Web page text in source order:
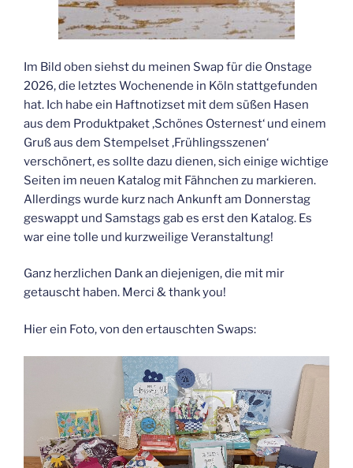
Im Bild oben siehst du meinen Swap für die Onstage
2026, die letztes Wochenende in Köln stattgefunden
hat. Ich habe ein Haftnotizset mit dem süßen Hasen
aus dem Produktpaket ‚Schönes Osternest‘ und einem
Gruß aus dem Stempelset ‚Frühlingsszenen‘
verschönert, es sollte dazu dienen, sich einige wichtige
Seiten im neuen Katalog mit Fähnchen zu markieren.
Allerdings wurde kurz nach Ankunft am Donnerstag
geswappt und Samstags gab es erst den Katalog. Es
war eine tolle und kurzweilige Veranstaltung!
Ganz herzlichen Dank an diejenigen, die mit mir
getauscht haben. Merci & thank you!
Hier ein Foto, von den ertauschten Swaps: